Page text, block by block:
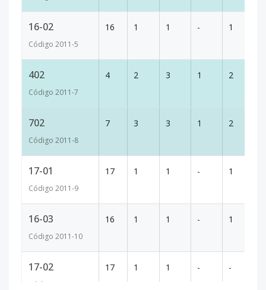
16-02
Código 2011-5
16 1 1 - 1
402
Código 2011-7
4 2 3 1 2
702
Código 2011-8
7 3 3 1 2
17-01
Código 2011-9
17 1 1 - 1
16-03
Código 2011-10
16 1 1 - 1
17-02
Código
17 1 1 - -